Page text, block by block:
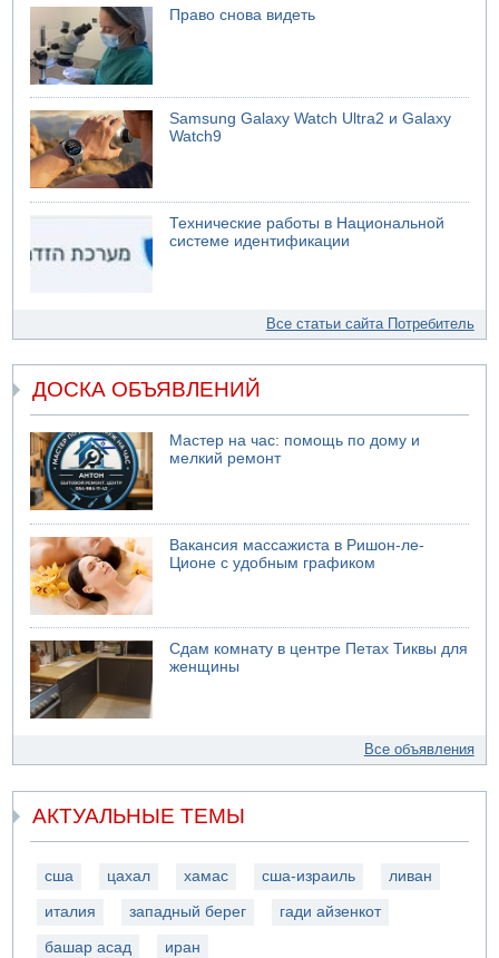
Право снова видеть
Samsung Galaxy Watch Ultra2 и Galaxy
Watch9
Технические работы в Национальной
системе идентификации
Все статьи сайта Потребитель
ДОСКА ОБЪЯВЛЕНИЙ
Мастер на час: помощь по дому и
мелкий ремонт
Вакансия массажиста в Ришон-ле-
Ционе с удобным графиком
Сдам комнату в центре Петах Тиквы для
женщины
Все объявления
АКТУАЛЬНЫЕ ТЕМЫ
сша цахал хамас сша-израиль ливан
италия западный берег гади айзенкот
башар асад иран